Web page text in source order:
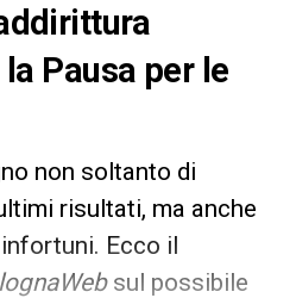
Pausa per le
non soltanto di
risultati, ma anche
Ecco il
sul possibile